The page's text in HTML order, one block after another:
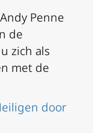
Penne
de
zich als
met de
door